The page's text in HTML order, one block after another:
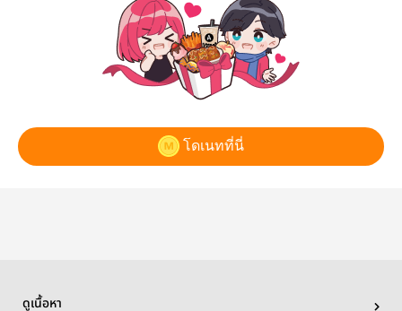
โดเนทที่นี่
ดูเนื้อหา